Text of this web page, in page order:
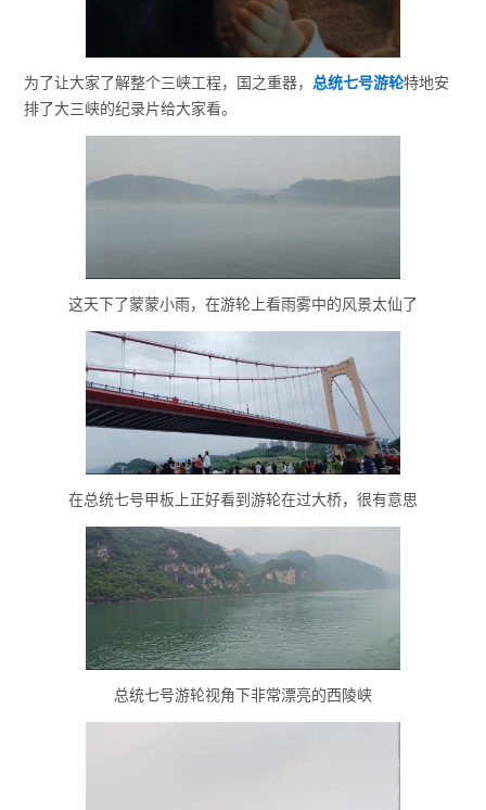
为了让大家了解整个三峡工程，国之重器， 总统七号游轮特地安
排了大三峡的纪录片给大家看。
这天下了蒙蒙小雨，在游轮上看雨雾中的风景太仙了
在总统七号甲板上正好看到游轮在过大桥，很有意思
总统七号游轮视角下非常漂亮的西陵峡